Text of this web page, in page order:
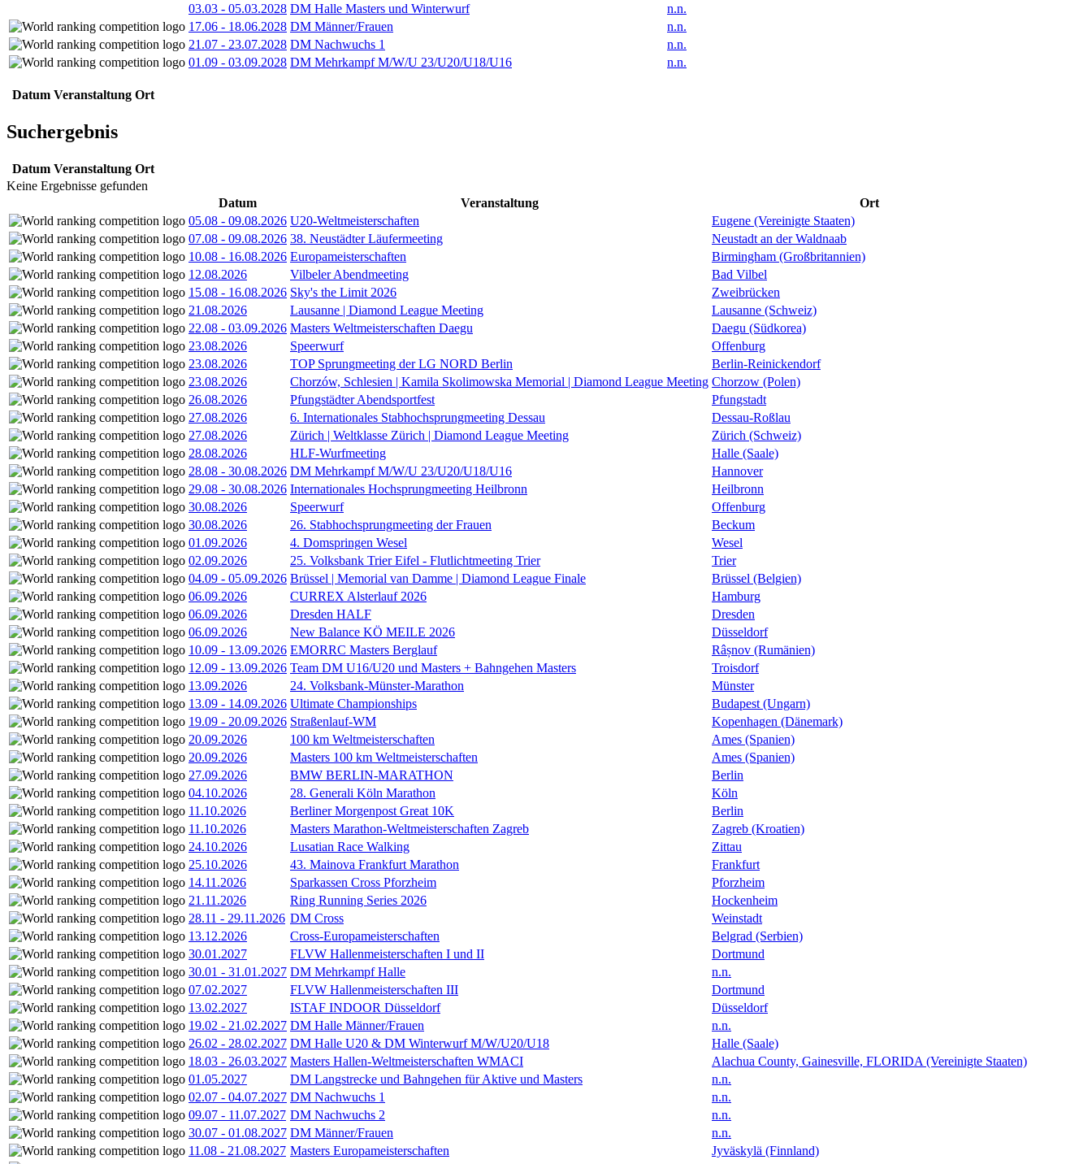
03.03 - 05.03.2028 DM Halle Masters und Winterwurf
n.n.
17.06 - 18.06.2028 DM Männer/Frauen
n.n.
21.07 - 23.07.2028 DM Nachwuchs 1
n.n.
01.09 - 03.09.2028 DM Mehrkampf M/W/U 23/U20/U18/U16 n.n.
Datum Veranstaltung Ort
Suchergebnis
Datum Veranstaltung Ort
Keine Ergebnisse gefunden
Datum
Veranstaltung
Ort
05.08 - 09.08.2026 U20-Weltmeisterschaften
Eugene (Vereinigte Staaten)
07.08 - 09.08.2026 38. Neustädter Läufermeeting
Neustadt an der Waldnaab
10.08 - 16.08.2026 Europameisterschaften
Birmingham (Großbritannien)
12.08.2026
Vilbeler Abendmeeting
Bad Vilbel
15.08 - 16.08.2026 Sky's the Limit 2026
Zweibrücken
21.08.2026
Lausanne | Diamond League Meeting
Lausanne (Schweiz)
22.08 - 03.09.2026 Masters Weltmeisterschaften Daegu
Daegu (Südkorea)
23.08.2026
Speerwurf
Offenburg
23.08.2026
TOP Sprungmeeting der LG NORD Berlin
Berlin-Reinickendorf
23.08.2026
Chorzów, Schlesien | Kamila Skolimowska Memorial | Diamond League Meeting Chorzow (Polen)
26.08.2026
Pfungstädter Abendsportfest
Pfungstadt
27.08.2026
6. Internationales Stabhochsprungmeeting Dessau
Dessau-Roßlau
27.08.2026
Zürich | Weltklasse Zürich | Diamond League Meeting
Zürich (Schweiz)
28.08.2026
HLF-Wurfmeeting
Halle (Saale)
28.08 - 30.08.2026 DM Mehrkampf M/W/U 23/U20/U18/U16
Hannover
29.08 - 30.08.2026 Internationales Hochsprungmeeting Heilbronn
Heilbronn
30.08.2026
Speerwurf
Offenburg
30.08.2026
26. Stabhochsprungmeeting der Frauen
Beckum
01.09.2026
4. Domspringen Wesel
Wesel
02.09.2026
25. Volksbank Trier Eifel - Flutlichtmeeting Trier
Trier
04.09 - 05.09.2026 Brüssel | Memorial van Damme | Diamond League Finale
Brüssel (Belgien)
06.09.2026
CURREX Alsterlauf 2026
Hamburg
06.09.2026
Dresden HALF
Dresden
06.09.2026
New Balance KÖ MEILE 2026
Düsseldorf
10.09 - 13.09.2026 EMORRC Masters Berglauf
Râșnov (Rumänien)
12.09 - 13.09.2026 Team DM U16/U20 und Masters + Bahngehen Masters
Troisdorf
13.09.2026
24. Volksbank-Münster-Marathon
Münster
13.09 - 14.09.2026 Ultimate Championships
Budapest (Ungarn)
19.09 - 20.09.2026 Straßenlauf-WM
Kopenhagen (Dänemark)
20.09.2026
100 km Weltmeisterschaften
Ames (Spanien)
20.09.2026
Masters 100 km Weltmeisterschaften
Ames (Spanien)
27.09.2026
BMW BERLIN-MARATHON
Berlin
04.10.2026
28. Generali Köln Marathon
Köln
11.10.2026
Berliner Morgenpost Great 10K
Berlin
11.10.2026
Masters Marathon-Weltmeisterschaften Zagreb
Zagreb (Kroatien)
24.10.2026
Lusatian Race Walking
Zittau
25.10.2026
43. Mainova Frankfurt Marathon
Frankfurt
14.11.2026
Sparkassen Cross Pforzheim
Pforzheim
21.11.2026
Ring Running Series 2026
Hockenheim
28.11 - 29.11.2026 DM Cross
Weinstadt
13.12.2026
Cross-Europameisterschaften
Belgrad (Serbien)
30.01.2027
FLVW Hallenmeisterschaften I und II
Dortmund
30.01 - 31.01.2027 DM Mehrkampf Halle
n.n.
07.02.2027
FLVW Hallenmeisterschaften III
Dortmund
13.02.2027
ISTAF INDOOR Düsseldorf
Düsseldorf
19.02 - 21.02.2027 DM Halle Männer/Frauen
n.n.
26.02 - 28.02.2027 DM Halle U20 & DM Winterwurf M/W/U20/U18
Halle (Saale)
18.03 - 26.03.2027 Masters Hallen-Weltmeisterschaften WMACI
Alachua County, Gainesville, FLORIDA (Vereinigte Staaten)
01.05.2027
DM Langstrecke und Bahngehen für Aktive und Masters
n.n.
02.07 - 04.07.2027 DM Nachwuchs 1
n.n.
09.07 - 11.07.2027 DM Nachwuchs 2
n.n.
30.07 - 01.08.2027 DM Männer/Frauen
n.n.
11.08 - 21.08.2027 Masters Europameisterschaften
Jyväskylä (Finnland)